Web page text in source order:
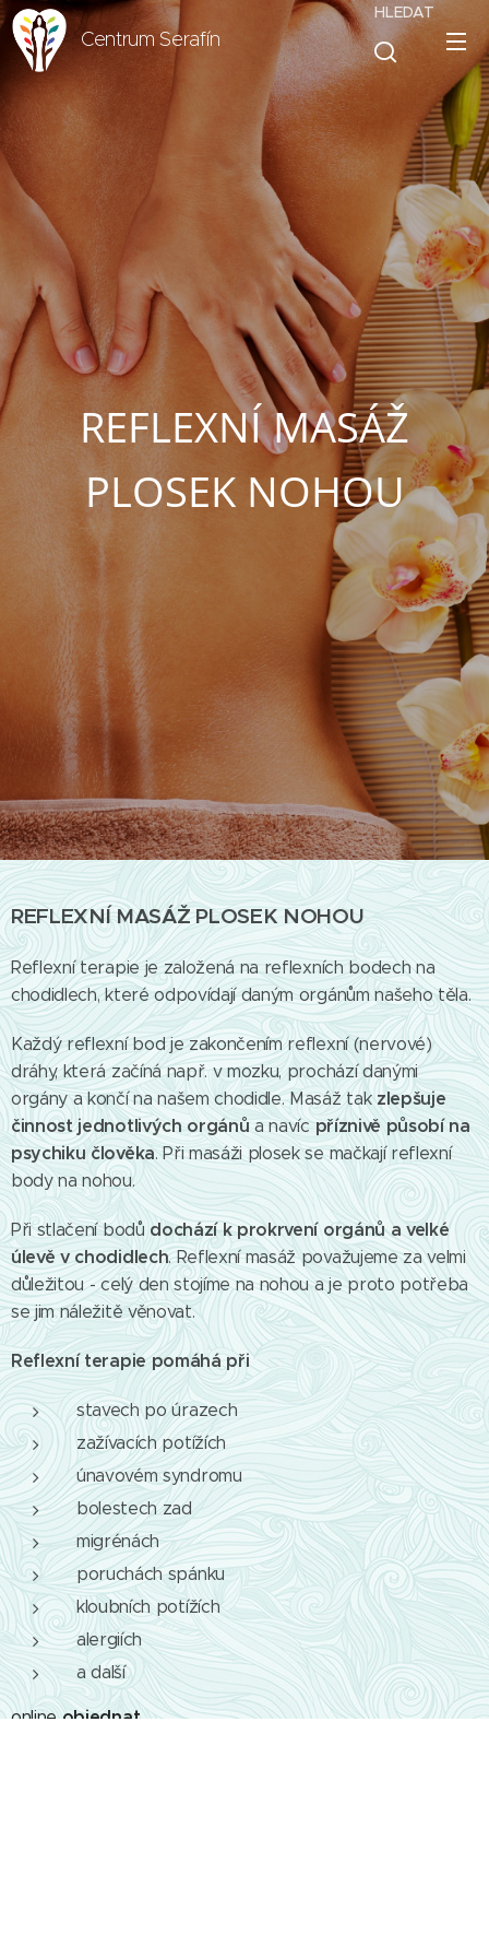
Centrum Serafín
HLEDAT
REFLEXNÍ MASÁŽ
PLOSEK NOHOU
REFLEXNÍ MASÁŽ PLOSEK NOHOU
Reflexní terapie je založená na reflexních bodech na
chodidlech, které odpovídají daným orgánům našeho těla.
Každý reflexní bod je zakončením reflexní (nervové)
dráhy, která začíná např. v mozku, prochází danými
orgány a končí na našem chodidle. Masáž takzlepšuje
činnost jednotlivých orgánů a navícpříznivě působí na
psychiku člověka. Při masáži plosek se mačkají reflexní
body na nohou.
Při stlačení bodů dochází k prokrvení orgánů a velké
úlevě v chodidlech. Reflexní masáž považujeme za velmi
důležitou - celý den stojíme na nohou a je proto potřeba
se jim náležitě věnovat.
Reflexní terapie pomáhá při
stavech po úrazech
zažívacích potížích
únavovém syndromu
bolestech zad
migrénách
poruchách spánku
kloubních potížích
alergiích
a další
onlineobjednat